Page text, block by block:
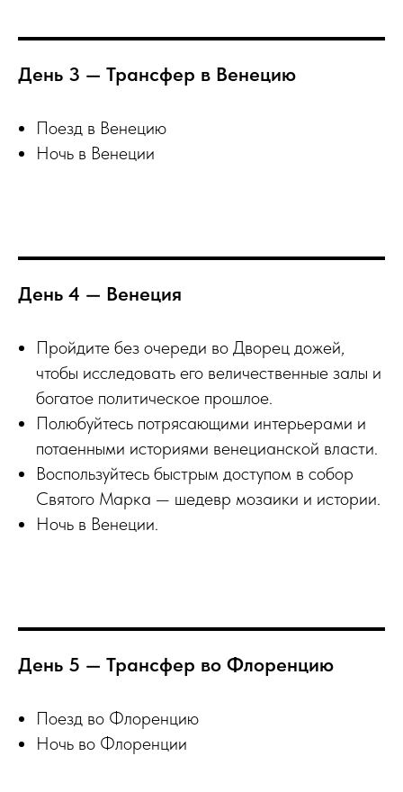
День 3 — Трансфер в Венецию
Поезд в Венецию
Ночь в Венеции
День 4 — Венеция
Пройдите без очереди во Дворец дожей,
чтобы исследовать его величественные залы и
богатое политическое прошлое.
Полюбуйтесь потрясающими интерьерами и
потаенными историями венецианской власти.
Воспользуйтесь быстрым доступом в собор
Святого Марка — шедевр мозаики и истории.
Ночь в Венеции.
День 5 — Трансфер во Флоренцию
Поезд во Флоренцию
Ночь во Флоренции